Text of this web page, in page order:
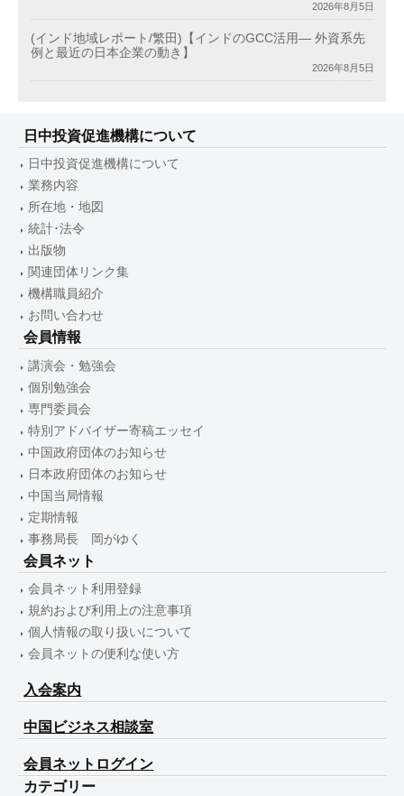
2026年8月5日
(インド地域レポート/繁田)【インドのGCC活用― 外資系先
例と最近の日本企業の動き】
2026年8月5日
日中投資促進機構について
日中投資促進機構について
業務内容
所在地・地図
統計･法令
出版物
関連団体リンク集
機構職員紹介
お問い合わせ
会員情報
講演会・勉強会
個別勉強会
専門委員会
特別アドバイザー寄稿エッセイ
中国政府団体のお知らせ
日本政府団体のお知らせ
中国当局情報
定期情報
事務局長 岡がゆく
会員ネット
会員ネット利用登録
規約および利用上の注意事項
個人情報の取り扱いについて
会員ネットの便利な使い方
入会案内
中国ビジネス相談室
会員ネットログイン
カテゴリー